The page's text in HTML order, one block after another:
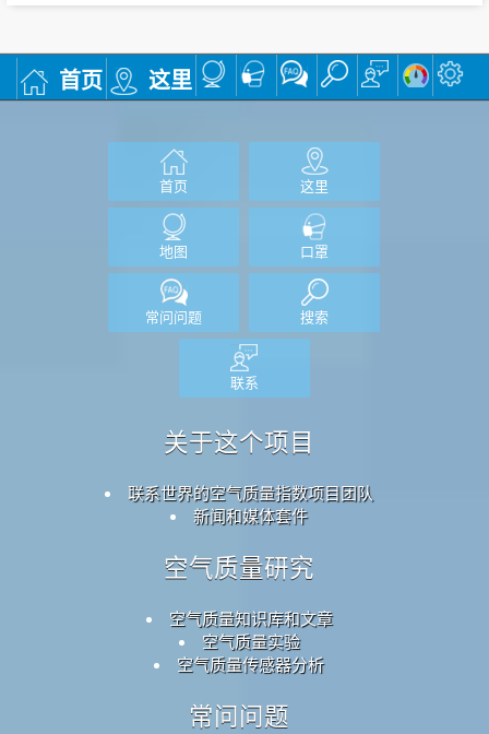
首页 这里
首页 这里
地图 口罩
常问问题 搜索
联系
关于这个项目
联系世界的空气质量指数项目团队
新闻和媒体套件
空气质量研究
空气质量知识库和文章
空气质量实验
空气质量传感器分析
常问问题